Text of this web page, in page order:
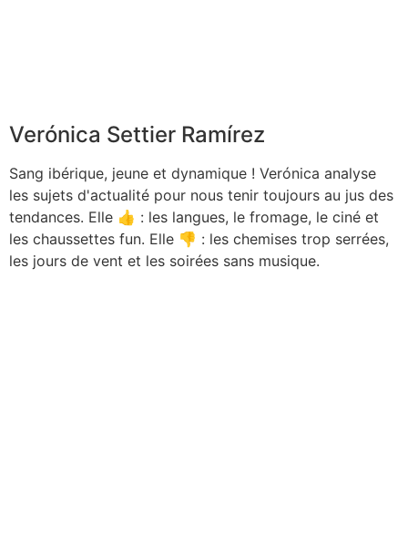
Verónica Settier Ramírez
Sang ibérique, jeune et dynamique ! Verónica analyse
les sujets d'actualité pour nous tenir toujours au jus des
tendances. Elle 👍 : les langues, le fromage, le ciné et
les chaussettes fun. Elle 👎 : les chemises trop serrées,
les jours de vent et les soirées sans musique.